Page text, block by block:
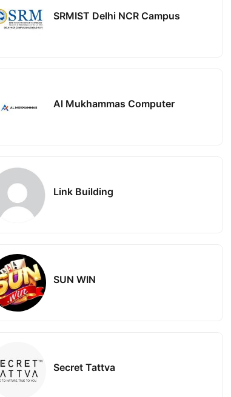
SRMIST Delhi NCR Campus
Al Mukhammas Computer
Link Building
SUN WIN
Secret Tattva